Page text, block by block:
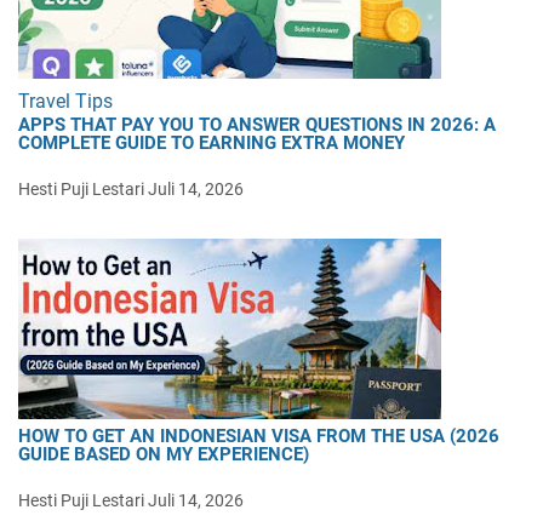
Travel Tips
APPS THAT PAY YOU TO ANSWER QUESTIONS IN 2026: A
COMPLETE GUIDE TO EARNING EXTRA MONEY
Hesti Puji LestariJuli 14, 2026
HOW TO GET AN INDONESIAN VISA FROM THE USA (2026
GUIDE BASED ON MY EXPERIENCE)
Hesti Puji LestariJuli 14, 2026